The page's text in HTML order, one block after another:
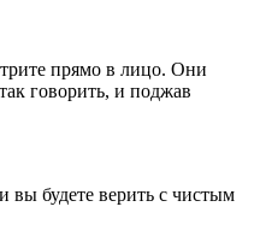
прямо в лицо. Они
говорить, и поджав
вы будете верить с чистым